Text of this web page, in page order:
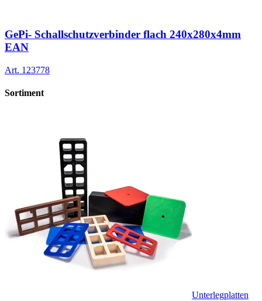
GePi- Schallschutzverbinder flach 240x280x4mm
EAN
Art. 123778
Sortiment
Unterlegplatten